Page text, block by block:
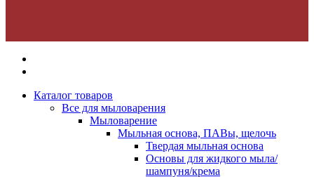
Каталог товаров
Все для мыловарения
Мыловарение
Мыльная основа, ПАВы, щелочь
Твердая мыльная основа
Основы для жидкого мыла/
шампуня/крема